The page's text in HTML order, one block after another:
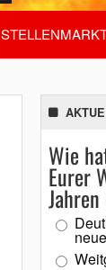
Wie
Eurer